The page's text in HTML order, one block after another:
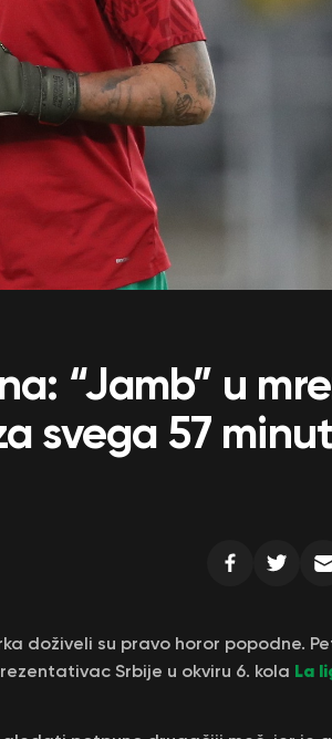
“Jamb” u
svega 57
doživeli su pravo horor popodne.
Srbije u okviru 6. kola La